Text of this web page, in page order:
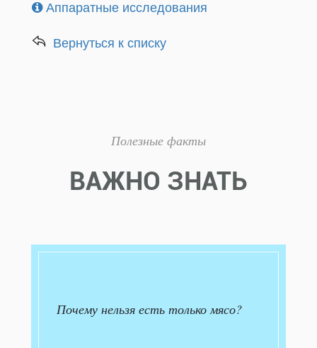
Аппаратные исследования
Вернуться к списку
Полезные факты
ВАЖНО ЗНАТЬ
Почему нельзя есть только мясо?